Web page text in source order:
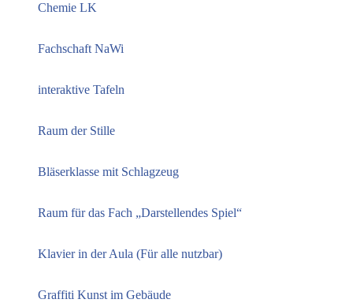
Chemie LK
Fachschaft NaWi
interaktive Tafeln
Raum der Stille
Bläserklasse mit Schlagzeug
Raum für das Fach „Darstellendes Spiel“
Klavier in der Aula (Für alle nutzbar)
Graffiti Kunst im Gebäude